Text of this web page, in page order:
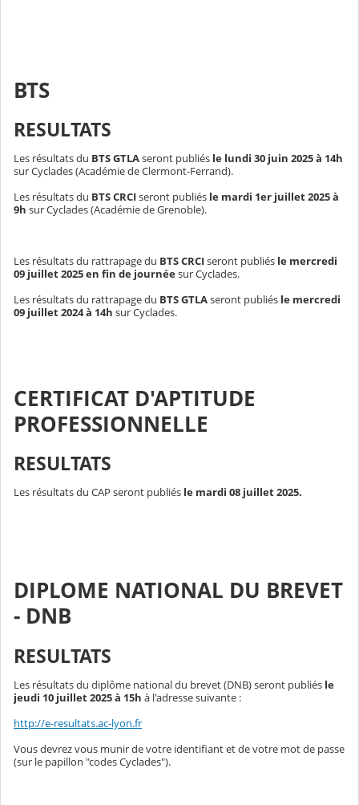
BTS
RESULTATS
Les résultats du BTS GTLAseront publiés le lundi 30 juin 2025 à 14h
sur Cyclades (Académie de Clermont-Ferrand).
Les résultats du BTS CRCIseront publiés le mardi 1er juillet 2025 à
9h sur Cyclades (Académie de Grenoble).
Les résultats du rattrapage du BTS CRCIseront publiés le mercredi
09 juillet 2025 en fin de journéesur Cyclades.
Les résultats du rattrapage du BTS GTLAseront publiés le mercredi
09 juillet 2024 à 14h sur Cyclades.
CERTIFICAT D'APTITUDE
PROFESSIONNELLE
RESULTATS
Les résultats du CAP seront publiés le mardi 08 juillet 2025.
DIPLOME NATIONAL DU BREVET
- DNB
RESULTATS
Les résultats du diplôme national du brevet (DNB) seront publiés le
jeudi 10 juillet 2025 à 15h à l'adresse suivante :
http://e-resultats.ac-lyon.fr
Vous devrez vous munir de votre identifiant et de votre mot de passe
(sur le papillon "codes Cyclades").